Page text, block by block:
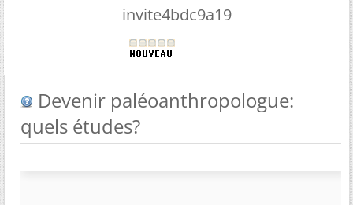
invite4bdc9a19
Devenir paléoanthropologue:
quels études?